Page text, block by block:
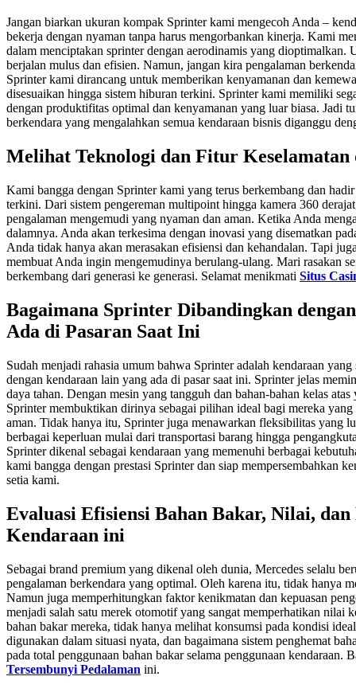
Jangan biarkan ukuran kompak Sprinter kami mengecoh Anda –
bekerja dengan nyaman tanpa harus mengorbankan kinerja. Kami
dalam menciptakan sprinter dengan aerodinamis yang dioptimalkan.
berjalan mulus dan efisien. Namun, jangan kira pengalaman
Sprinter kami dirancang untuk memberikan kenyamanan dan
disesuaikan hingga sistem hiburan terkini. Sprinter kami memiliki
dengan produktifitas optimal dan kenyamanan yang luar biasa. Jadi
berkendara yang mengalahkan semua kendaraan bisnis diganggu
Melihat Teknologi dan Fitur
Kami bangga dengan Sprinter kami yang terus berkembang dan
terkini. Dari sistem pengereman multipoint hingga kamera 360
pengalaman mengemudi yang nyaman dan aman. Ketika Anda
dalamnya. Anda akan terkesima dengan inovasi yang disematkan
Anda tidak hanya akan merasakan efisiensi dan kehandalan. Tapi
membuat Anda ingin mengemudinya berulang-ulang. Mari rasakan
berkembang dari generasi ke generasi. Selamat menikmati Situs
Bagaimana Sprinter Dibandingkan
Ada di Pasaran Saat Ini
Sudah menjadi rahasia umum bahwa Sprinter adalah kendaraan
dengan kendaraan lain yang ada di pasar saat ini. Sprinter jelas
daya tahan. Dengan mesin yang tangguh dan bahan-bahan kelas
Sprinter membuktikan dirinya sebagai pilihan ideal bagi mereka
aman. Tidak hanya itu, Sprinter juga menawarkan fleksibilitas yang
berbagai keperluan mulai dari transportasi barang hingga
Sprinter dikenal sebagai kendaraan yang memenuhi berbagai
kami bangga dengan prestasi Sprinter dan siap mempersembahkan
setia kami.
Evaluasi Efisiensi Bahan Bakar, Nilai,
Kendaraan ini
Sebagai brand premium yang dikenal oleh dunia, Mercedes selalu
pengalaman berkendara yang optimal. Oleh karena itu, tidak hanya
Namun juga memperhitungkan faktor kenikmatan dan kepuasan
menjadi salah satu merek otomotif yang sangat memperhatikan nilai
bahan bakar mereka, tidak hanya melihat konsumsi pada kondisi
digunakan dalam situasi nyata, dan bagaimana sistem penghemat
pada total penggunaan bahan bakar selama penggunaan kendaraan.
Tersembunyi Pedalaman ini.